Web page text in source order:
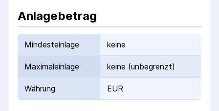
Anlagebetrag
Mindesteinlage keine
Maximaleinlage keine (unbegrenzt)
Währung EUR